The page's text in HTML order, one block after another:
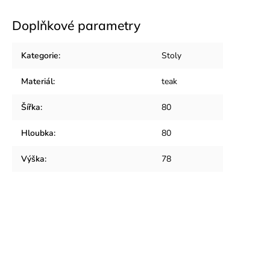
Doplňkové parametry
Kategorie: Stoly
Materiál: teak
Šířka: 80
Hloubka: 80
Výška: 78